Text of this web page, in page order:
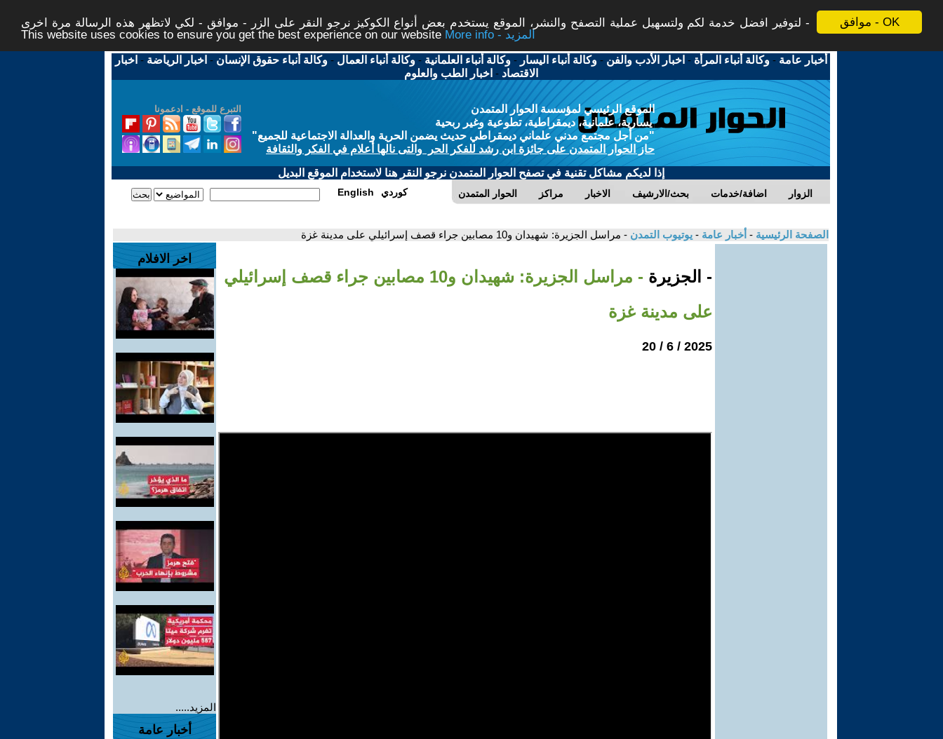
موافق - OK
لتوفير افضل خدمة لكم ولتسهيل عملية التصفح والنشر، الموقع يستخدم بعض أنواع الكوكيز نرجو النقر على الزر - موافق - لكي لاتظهر هذه الرسالة مرة اخرى -
This website uses cookies to ensure you get the best experience on our website
More info - المزيد
أخبار عامة -وكالة أنباء المرأة - اخبار الأدب والفن -وكالة أنباء اليسار -وكالة أنباء العلمانية -وكالة أنباء العمال -وكالة أنباء حقوق الإنسان - اخبار الرياضة - اخبار
الاقتصاد - اخبار الطب والعلوم
التبرع للموقع - ادعمونا
الموقع الرئيسي لمؤسسة الحوار المتمدن
يسارية، علمانية، ديمقراطية، تطوعية وغير ربحية
"من أجل مجتمع مدني علماني ديمقراطي حديث يضمن الحرية والعدالة الاجتماعية للجميع"
حاز الحوار المتمدن على جائزة ابن رشد للفكر الحر والتى نالها أعلام في الفكر والثقافة
إذا لديكم مشاكل تقنية في تصفح الحوار المتمدن نرجو النقر هنا لاستخدام الموقع البديل
الحوار المتمدن مراكز الاخبار بحث/الارشيف اضافة/خدمات الزوار English كوردي
الصفحة الرئيسية - أخبار عامة - يوتيوب التمدن - مراسل الجزيرة: شهيدان و10 مصابين جراء قصف إسرائيلي على مدينة غزة
- الجزيرة
- مراسل الجزيرة: شهيدان و10 مصابين جراء قصف إسرائيلي
على مدينة غزة
2025 / 6 / 20
اخر الافلام
المزيد.....
أخبار عامة